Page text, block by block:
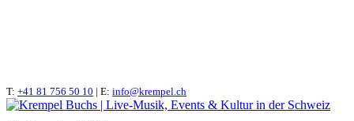
T: +41 81 756 50 10 | E: info@krempel.ch
IMG_0312